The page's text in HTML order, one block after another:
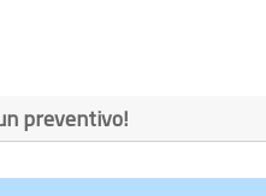
preventivo!